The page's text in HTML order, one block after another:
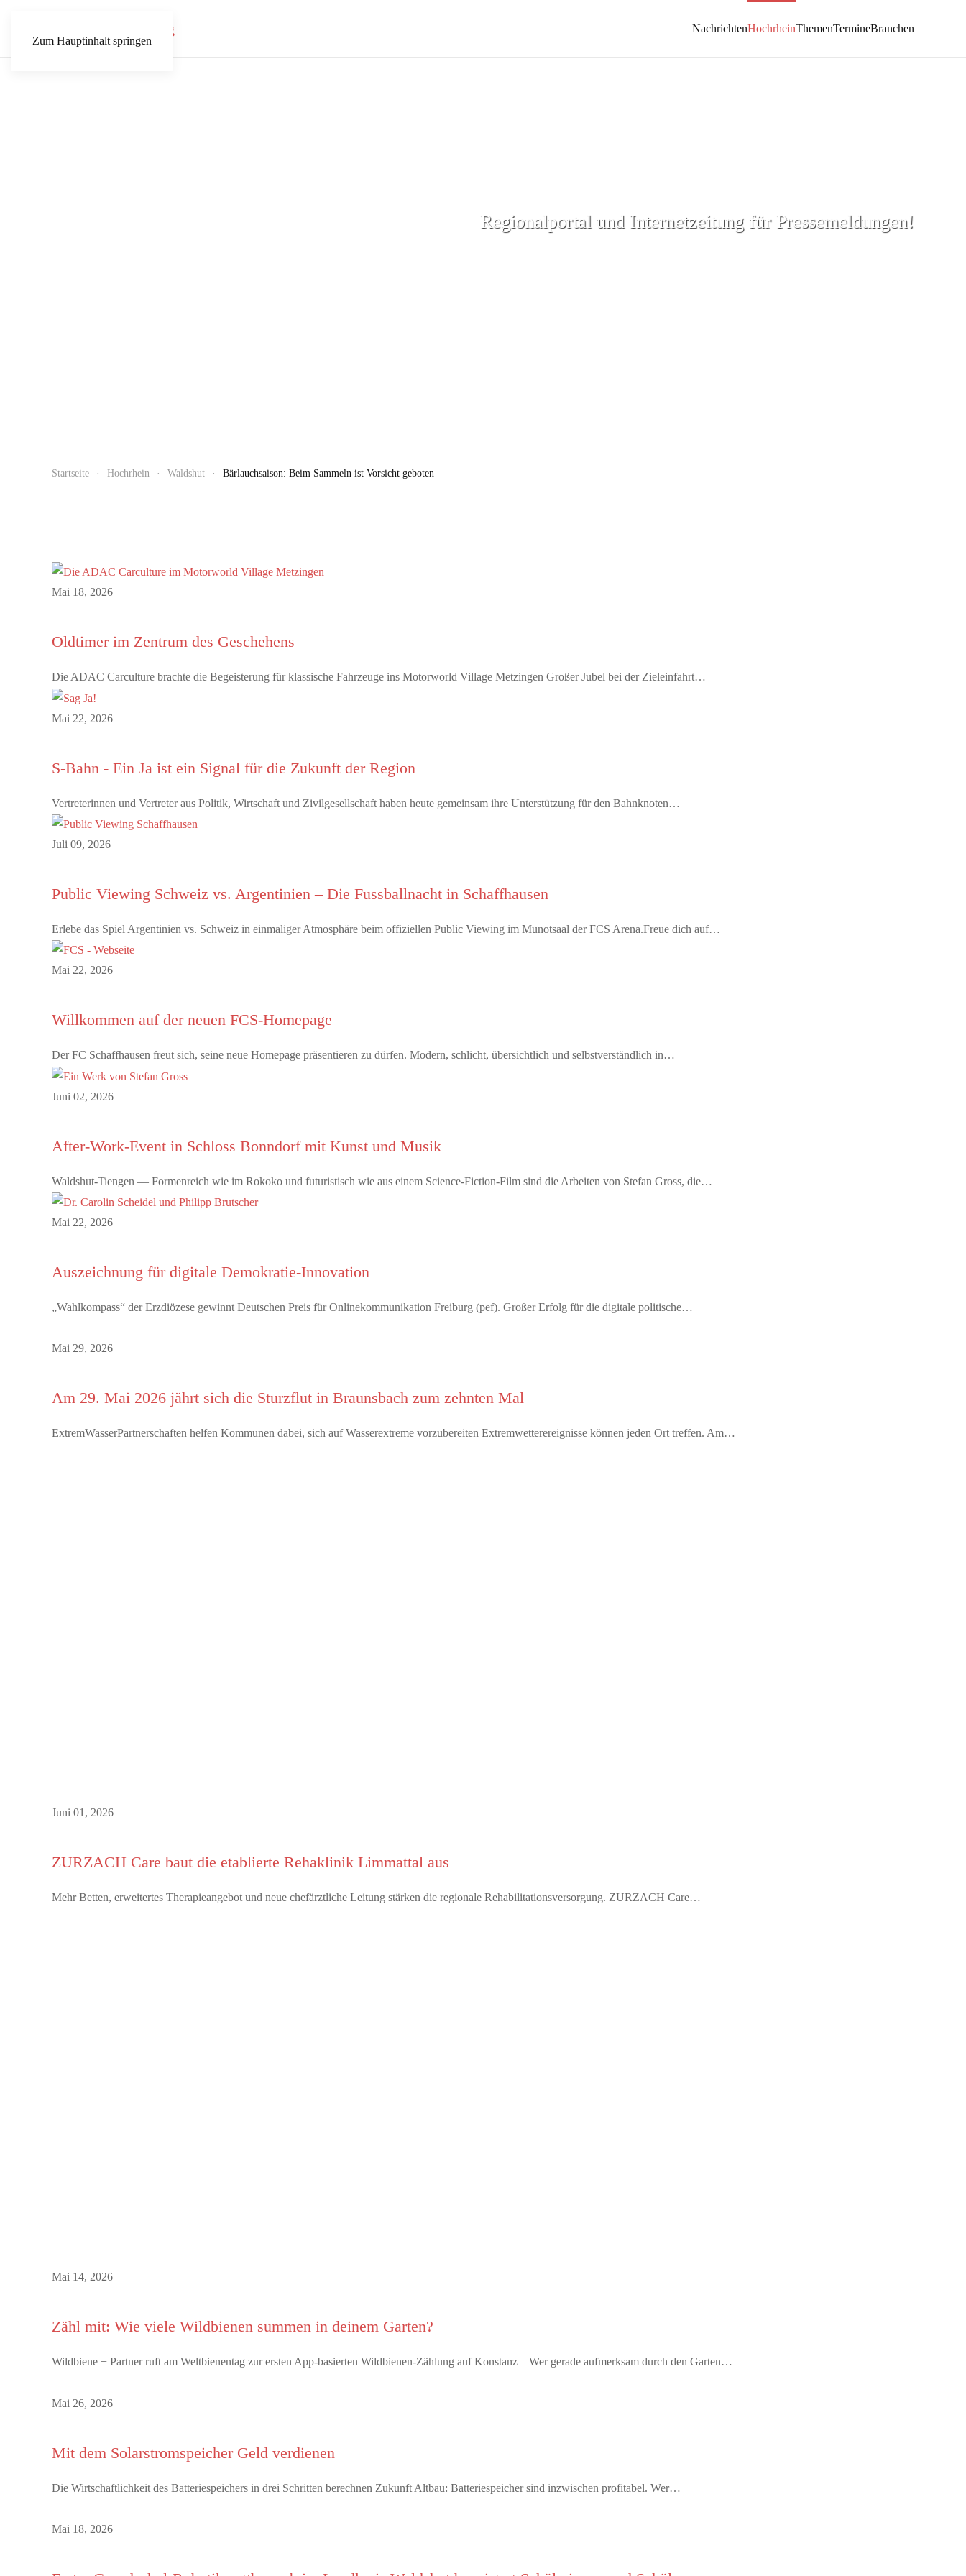
Zum Hauptinhalt springen
NachrichtenHochrheinThemenTermineBranchen
Regionalportal und Internetzeitung für Pressemeldungen!
Startseite Hochrhein Waldshut Bärlauchsaison: Beim Sammeln ist Vorsicht geboten
Mai 18, 2026
Oldtimer im Zentrum des Geschehens
Die ADAC Carculture brachte die Begeisterung für klassische Fahrzeuge ins Motorworld Village Metzingen Großer Jubel bei der Zieleinfahrt…
Mai 22, 2026
S-Bahn - Ein Ja ist ein Signal für die Zukunft der Region
Vertreterinnen und Vertreter aus Politik, Wirtschaft und Zivilgesellschaft haben heute gemeinsam ihre Unterstützung für den Bahnknoten…
Juli 09, 2026
Public Viewing Schweiz vs. Argentinien – Die Fussballnacht in Schaffhausen
Erlebe das Spiel Argentinien vs. Schweiz in einmaliger Atmosphäre beim offiziellen Public Viewing im Munotsaal der FCS Arena.Freue dich auf…
Mai 22, 2026
Willkommen auf der neuen FCS-Homepage
Der FC Schaffhausen freut sich, seine neue Homepage präsentieren zu dürfen. Modern, schlicht, übersichtlich und selbstverständlich in…
Juni 02, 2026
After-Work-Event in Schloss Bonndorf mit Kunst und Musik
Waldshut-Tiengen — Formenreich wie im Rokoko und futuristisch wie aus einem Science-Fiction-Film sind die Arbeiten von Stefan Gross, die…
Mai 22, 2026
Auszeichnung für digitale Demokratie-Innovation
„Wahlkompass“ der Erzdiözese gewinnt Deutschen Preis für Onlinekommunikation Freiburg (pef). Großer Erfolg für die digitale politische…
Mai 29, 2026
Am 29. Mai 2026 jährt sich die Sturzflut in Braunsbach zum zehnten Mal
ExtremWasserPartnerschaften helfen Kommunen dabei, sich auf Wasserextreme vorzubereiten Extremwetterereignisse können jeden Ort treffen. Am…
Juni 01, 2026
ZURZACH Care baut die etablierte Rehaklinik Limmattal aus
Mehr Betten, erweitertes Therapieangebot und neue chefärztliche Leitung stärken die regionale Rehabilitationsversorgung. ZURZACH Care…
Mai 14, 2026
Zähl mit: Wie viele Wildbienen summen in deinem Garten?
Wildbiene + Partner ruft am Weltbienentag zur ersten App-basierten Wildbienen-Zählung auf Konstanz – Wer gerade aufmerksam durch den Garten…
Mai 26, 2026
Mit dem Solarstromspeicher Geld verdienen
Die Wirtschaftlichkeit des Batteriespeichers in drei Schritten berechnen Zukunft Altbau: Batteriespeicher sind inzwischen profitabel. Wer…
Mai 18, 2026